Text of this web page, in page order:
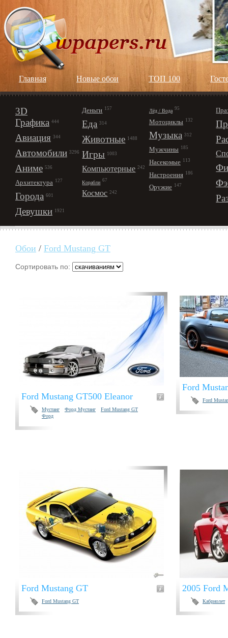
Главная Новые обои ТОП 100
3D
Графика 444
Авиация 344
Автомобили 3296
Аниме 536
Архитектура 127
Города 601
Девушки 1921
Деньги 157
Еда 314
Животные 1488
Игры 1003
Компьютерные 242
Корабли 67
Космос 242
Лёд / Вода 95
Мотоциклы 132
Музыка 312
Мужчины 185
Насекомые 113
Настроения 186
Оружие 147
Обои / Ford Mustang GT
Сортировать по:
Ford Mustang GT500 Eleanor
Мустанг Форд Мустанг
Ford Mustang GT
Форд
Ford
Ford
Ford Mustang GT
Ford Mustang GT
2005 Ford
Кабриолет